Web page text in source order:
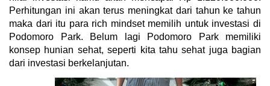
Perhitungan ini akan terus meningkat dari tahun ke tahun
maka dari itu para rich mindset memilih untuk investasi di
Podomoro Park. Belum lagi Podomoro Park memiliki
konsep hunian sehat, seperti kita tahu sehat juga bagian
dari investasi berkelanjutan.